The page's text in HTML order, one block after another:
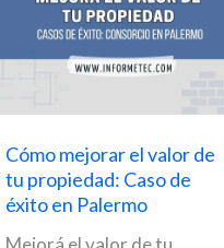
Claves
técnico
precompra
Cómo mejorar el valor de
tu propiedad: Caso de
éxito en Palermo